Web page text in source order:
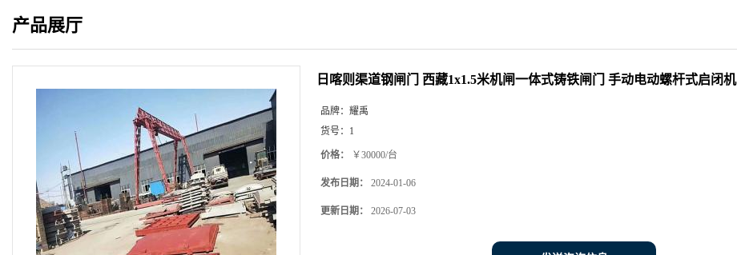
产品展厅
日喀则渠道钢闸门 西藏1x1.5米机闸一体式铸铁闸门 手动电动螺杆式启闭机
品牌： 耀禹
货号： 1
价格： ￥30000/台
发布日期： 2024-01-06
更新日期： 2026-07-03